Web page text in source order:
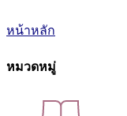
หน้าหลัก
หมวดหมู่